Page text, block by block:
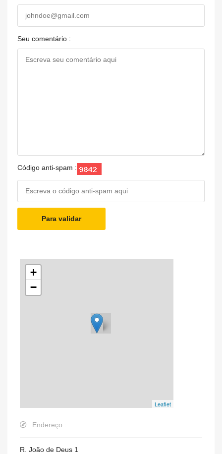
Seu comentário :
Código anti-spam :
Para validar
+
−
Leaflet
Endereço :
R. João de Deus 1